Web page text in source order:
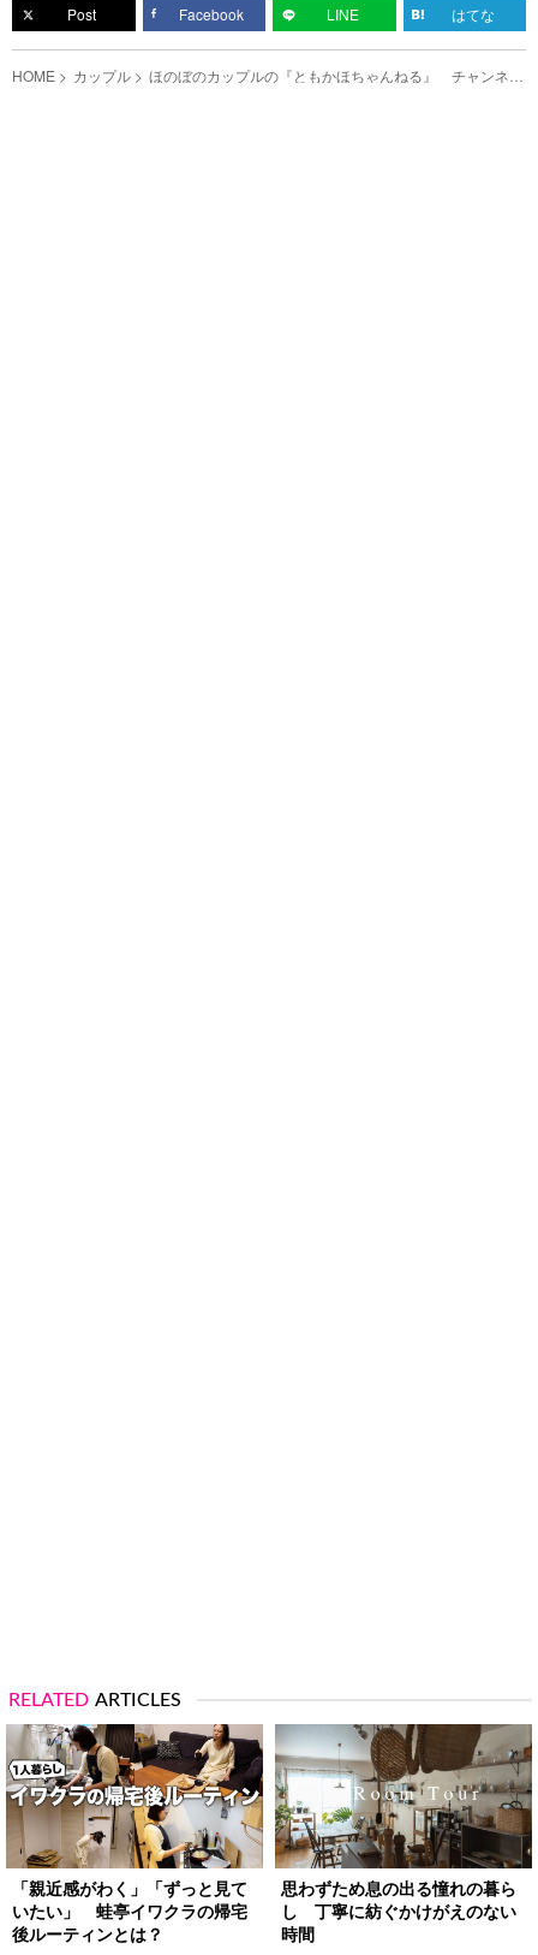
Post Facebook LINE はてな
HOME カップル ほのぼのカップルの『ともかほちゃんねる』 チャンネル
登録者数２０万人突破！
RELATED ARTICLES
「親近感がわく」「ずっと見て
いたい」 蛙亭イワクラの帰宅
後ルーティンとは？
思わずため息の出る憧れの暮ら
し 丁寧に紡ぐかけがえのない
時間